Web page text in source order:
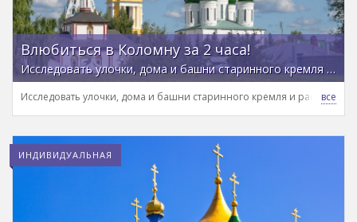
Влюбиться в Коломну за 2 часа!
Исследовать улочки, дома и башни старинного кремля и раскрыть его самые интересные тайны
Исследовать улочки, дома и башни старинного кремля и раскрыть
ИНДИВИДУАЛЬНАЯ